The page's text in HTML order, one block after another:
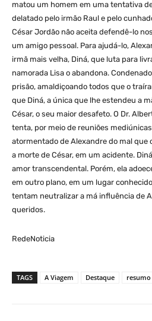
matou um homem em uma tentativa
delatado pelo irmão Raul e pelo
César Jordão não aceita defendê-lo
um amigo pessoal. Para ajudá-lo,
irmã mais velha, Diná, que luta para
namorada Lisa o abandona.
prisão, amaldiçoando todos que o
que Diná, a única que lhe estendeu a
César, o seu maior desafeto. O Dr.
tenta, por meio de reuniões
atormentado de Alexandre do mal que
a morte de César, em um acidente.
amor transcendental. Porém, ela
em outro plano, em um lugar
tentam neutralizar a má influência de
queridos.
RedeNoticia
TAGS A Viagem Destaque